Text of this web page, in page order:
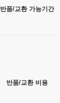
반품/교환 가능기간
반품/교환 비용